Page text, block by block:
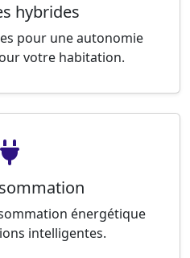
hybrides
pour une autonomie
votre habitation.
énergétique
intelligentes.